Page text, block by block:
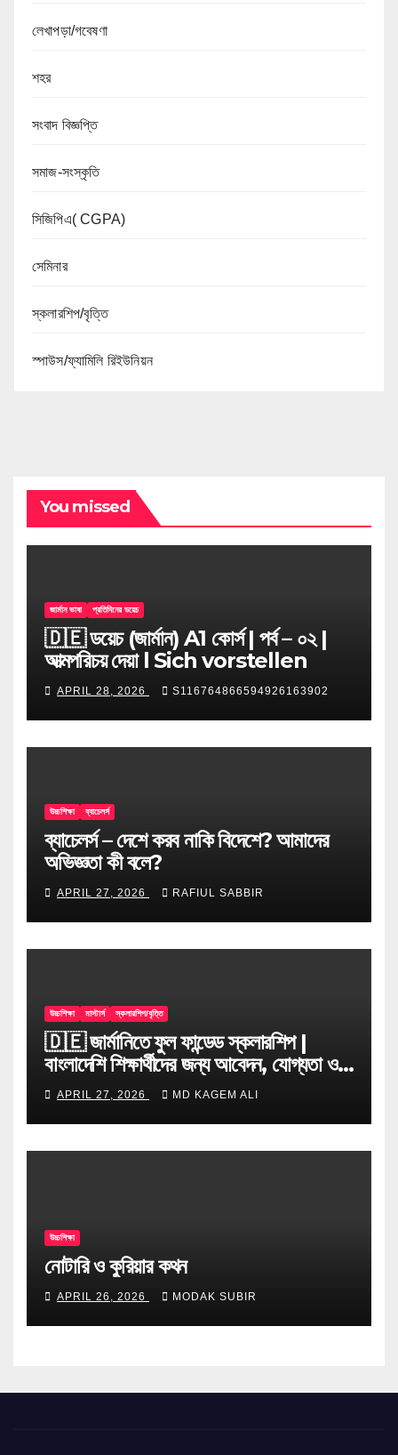
লেখাপড়া/গবেষণা
শহর
সংবাদ বিজ্ঞপ্তি
সমাজ-সংস্কৃতি
সিজিপিএ( CGPA)
সেমিনার
স্কলারশিপ/বৃত্তি
স্পাউস/ফ্যামিলি রিইউনিয়ন
You missed
জার্মান ভাষা প্রতিদিনের ডয়েচ
🇩🇪 ডয়েচ (জার্মান) A1 কোর্স | পর্ব – ০২ |
আত্মপরিচয় দেয়া l Sich vorstellen
APRIL 28, 2026 S116764866594926163902
উচ্চশিক্ষা ব্যাচেলর্স
ব্যাচেলর্স – দেশে করব নাকি বিদেশে? আমাদের
অভিজ্ঞতা কী বলে?
APRIL 27, 2026 RAFIUL SABBIR
উচ্চশিক্ষা মাস্টার্স স্কলারশিপ/বৃত্তি
🇩🇪 জার্মানিতে ফুল ফান্ডেড স্কলারশিপ |
বাংলাদেশি শিক্ষার্থীদের জন্য আবেদন, যোগ্যতা ও
টিপস
APRIL 27, 2026 MD KAGEM ALI
উচ্চশিক্ষা
নোটারি ও কুরিয়ার কথন
APRIL 26, 2026 MODAK SUBIR